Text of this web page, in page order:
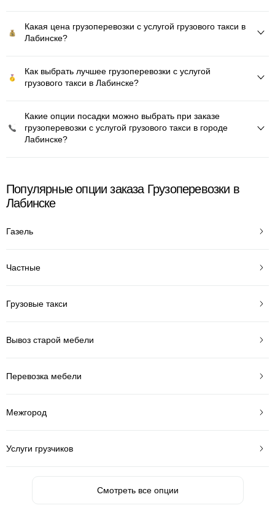
Какая цена грузоперевозки с услугой грузового такси в
Лабинске?
Как выбрать лучшее грузоперевозки с услугой
грузового такси в Лабинске?
Какие опции посадки можно выбрать при заказе
грузоперевозки с услугой грузового такси в городе
Лабинске?
Популярные опции заказа Грузоперевозки в
Лабинске
Газель
Частные
Грузовые такси
Вывоз старой мебели
Перевозка мебели
Межгород
Услуги грузчиков
Смотреть все опции